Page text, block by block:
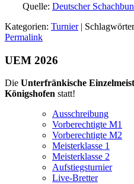
Quelle: Deutscher
Kategorien: Turnier|
Permalink
UEM 2026
Die Unterfränkische
Königshofen statt!
Ausschreibung
Vorberechtigte M1
Vorberechtigte M2
Meisterklasse 1
Meisterklasse 2
Aufstiegsturnier
Live-Bretter